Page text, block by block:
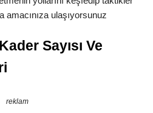
ulaşıyorsunuz
Sayısı Ve
reklam